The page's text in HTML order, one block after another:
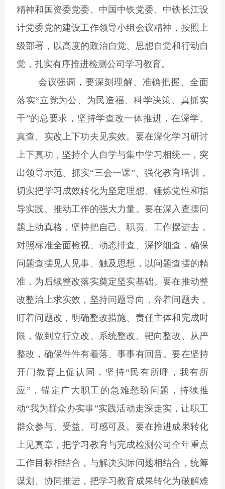
精神和国资委党委、中国中铁党委、中铁长江设
计党委党的建设工作领导小组会议精神，按照上
级部署，以高度的政治自觉、思想自觉和行动自
觉，扎实有序推进检测公司学习教育。
会议强调，要深刻理解、准确把握、全面
落实“立党为公、为民造福、科学决策、真抓实
干”的总要求，坚持学查改一体推进，在深学、
真查、实改上下功夫见实效。要在深化学习研讨
上下真功，坚持个人自学与集中学习相统一，突
出领导示范、抓实“三会一课”、强化教育培训，
切实把学习成效转化为坚定理想、锤炼党性和指
导实践、推动工作的强大力量。要在深入查摆问
题上动真格，坚持把自己、职责、工作摆进去，
对照标准全面检视、动态排查、深挖细查，确保
问题查摆见人见事、触及思想，以问题查摆的精
准，为后续整改落实奠定坚实基础。要在推动整
改整治上求实效，坚持问题导向，奔着问题去，
盯着问题改，明确整改措施、责任主体和完成时
限，做到立行立改、系统整改、靶向整改、从严
整改，确保件件有着落、事事有回音。要在坚持
开门教育上促认同，坚持“民有所呼，我有所
应”，锚定广大职工的急难愁盼问题，持续推
动“我为群众办实事”实践活动走深走实，让职工
群众参与、受益、可感可及。要在推进成果转化
上见真章，把学习教育与完成检测公司全年重点
工作目标相结合，与解决实际问题相结合，统筹
谋划、协同推进，把学习教育成果转化为破解难